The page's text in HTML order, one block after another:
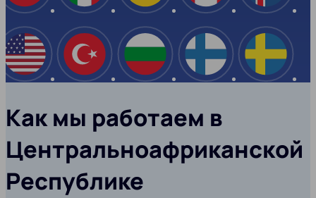
США Турция Болгария Финляндия
Как мы работаем в
Центральноафриканской
Республике